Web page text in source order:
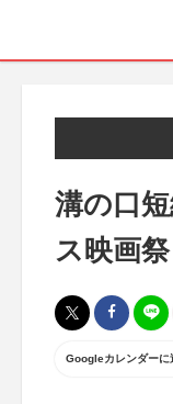
溝の口
ス映画
Googleカレンダーに